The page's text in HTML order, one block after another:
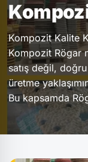
Kompozit Kalite
Kompozit Rögar
satış değil,
üretme
Bu kapsamda